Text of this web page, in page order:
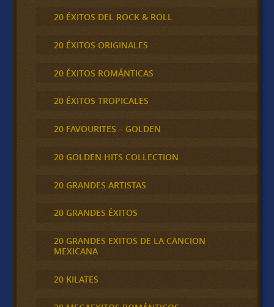
20 ÉXITOS DEL ROCK & ROLL
20 ÉXITOS ORIGINALES
20 ÉXITOS ROMÁNTICAS
20 ÉXITOS TROPICALES
20 FAVOURITES – GOLDEN
20 GOLDEN HITS COLLECTION
20 GRANDES ARTISTAS
20 GRANDES ÉXITOS
20 GRANDES EXITOS DE LA CANCION
MEXICANA
20 KILATES